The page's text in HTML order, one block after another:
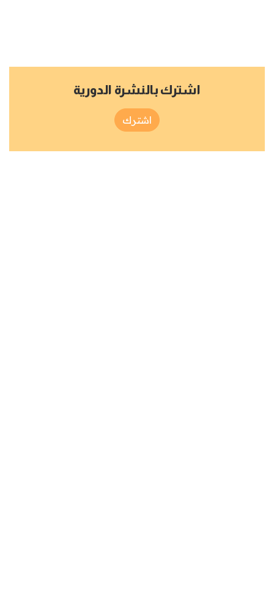
اشترك بالنشرة الدورية
اشترك